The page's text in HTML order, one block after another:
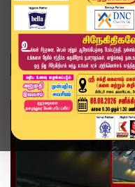
வீடியோ ஸ்டோரி